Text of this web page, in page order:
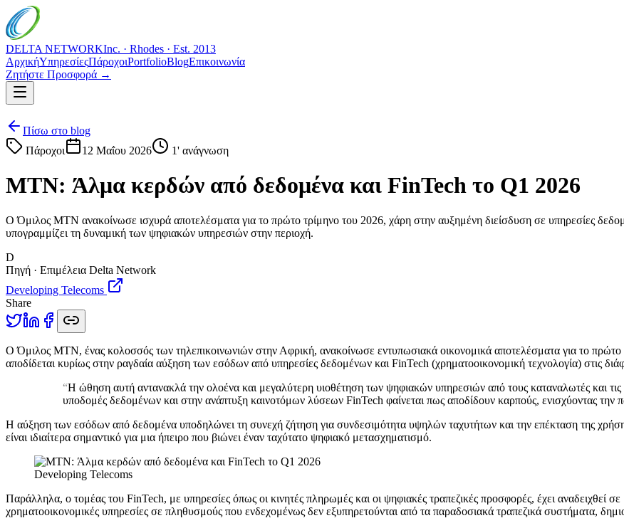
DELTA NETWORKInc. · Rhodes · Est. 2013
ΑρχικήΥπηρεσίεςΠάροχοιPortfolioBlogΕπικοινωνία
Ζητήστε Προσφορά →
Πίσω στο blog
Πάροχοι
12 Μαΐου 2026 1' ανάγνωση
MTN: Άλμα κερδών από δεδομένα και FinTech το Q1 2026
Ο Όμιλος MTN ανακοίνωσε ισχυρά αποτελέσματα για το πρώτο τρίμηνο του 2026, χάρη στην αυξημένη διείσδυση σε υπηρεσίες
υπογραμμίζει τη δυναμική των ψηφιακών υπηρεσιών στην περιοχή.
D
Πηγή · Επιμέλεια Delta Network
Developing Telecoms
Share
Ο Όμιλος MTN, ένας κολοσσός των τηλεπικοινωνιών στην Αφρική, ανακοίνωσε εντυπωσιακά οικονομικά αποτελέσματα για το
αποδίδεται κυρίως στην ραγδαία αύξηση των εσόδων από υπηρεσίες δεδομένων και FinTech (χρηματοοικονομική τεχνολογία) στις
“Η ώθηση αυτή αντανακλά την ολοένα και μεγαλύτερη υιοθέτηση των ψηφιακών υπηρεσιών από τους καταναλωτές και
υποδομές δεδομένων και στην ανάπτυξη καινοτόμων λύσεων FinTech φαίνεται πως αποδίδουν καρπούς, ενισχύοντας την
Η αύξηση των εσόδων από δεδομένα υποδηλώνει τη συνεχή ζήτηση για συνδεσιμότητα υψηλών ταχυτήτων και την επέκταση της
είναι ιδιαίτερα σημαντικό για μια ήπειρο που βιώνει έναν ταχύτατο ψηφιακό μετασχηματισμό.
Developing Telecoms
Παράλληλα, ο τομέας του FinTech, με υπηρεσίες όπως οι κινητές πληρωμές και οι ψηφιακές τραπεζικές προσφορές, έχει αναδειχθεί
χρηματοοικονομικές υπηρεσίες σε πληθυσμούς που ενδεχομένως δεν εξυπηρετούνται από τα παραδοσιακά τραπεζικά συστήματα,